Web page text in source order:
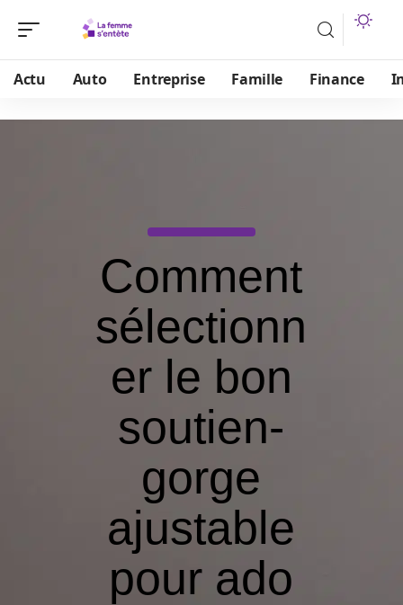
Actu Auto Entreprise Famille Finance
Comment
sélectionn
er le bon
soutien-
gorge
ajustable
pour ado